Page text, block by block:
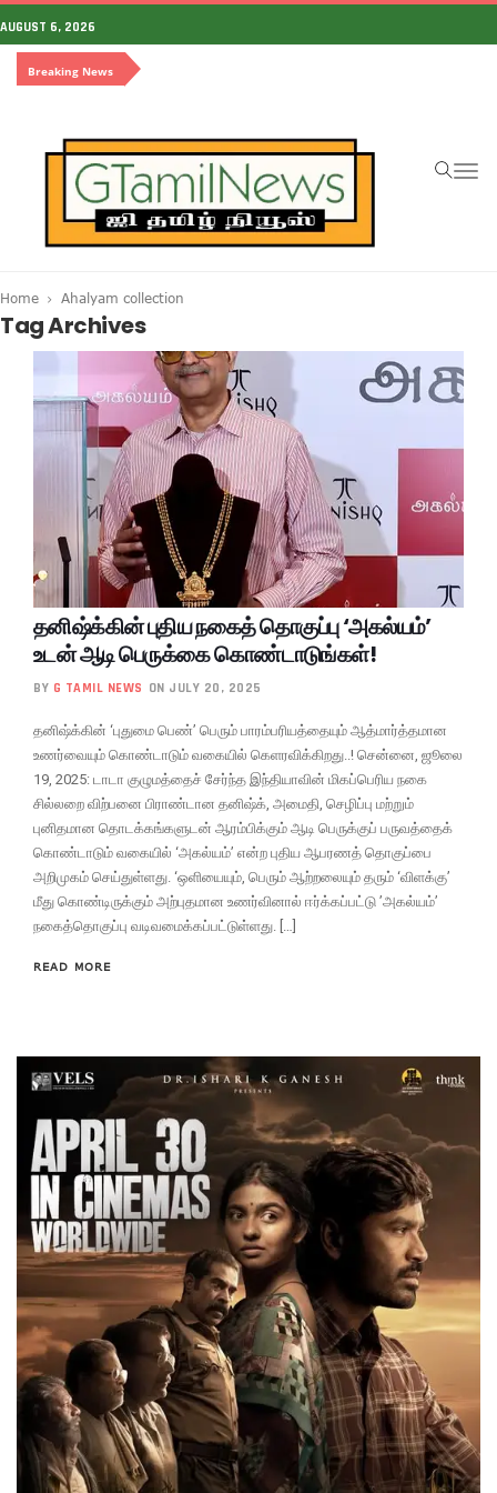
AUGUST 6, 2026
Breaking News
Home Ahalyam collection
Tag Archives
தனிஷ்க்கின் புதிய நகைத் தொகுப்பு ‘அகல்யம்’
உடன் ஆடி பெருக்கை கொண்டாடுங்கள்!
BY G TAMIL NEWS ON JULY 20, 2025
தனிஷ்க்கின் ‘புதுமை பெண்’ பெரும் பாரம்பரியத்தையும் ஆத்மார்த்தமான
உணர்வையும் கொண்டாடும் வகையில் கெளரவிக்கிறது..! சென்னை, ஜூலை
19, 2025: டாடா குழுமத்தைச் சேர்ந்த இந்தியாவின் மிகப்பெரிய நகை
சில்லறை விற்பனை பிராண்டான தனிஷ்க், அமைதி, செழிப்பு மற்றும்
புனிதமான தொடக்கங்களுடன் ஆரம்பிக்கும் ஆடி பெருக்குப் பருவத்தைக்
கொண்டாடும் வகையில் ‘அகல்யம்’ என்ற புதிய ஆபரணத் தொகுப்பை
அறிமுகம் செய்துள்ளது. ‘ஒளியையும், பெரும் ஆற்றலையும் தரும் ‘விளக்கு’
மீது கொண்டிருக்கும் அற்புதமான உணர்வினால் ஈர்க்கப்பட்டு ’அகல்யம்’
நகைத்தொகுப்பு வடிவமைக்கப்பட்டுள்ளது. […]
READ MORE